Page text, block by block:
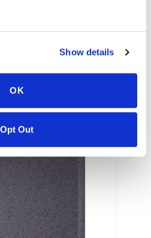
Show details
OK
Opt Out
FARBEN